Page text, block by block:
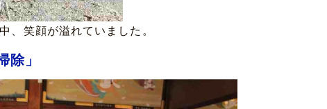
、笑顔が溢れていました。
除」